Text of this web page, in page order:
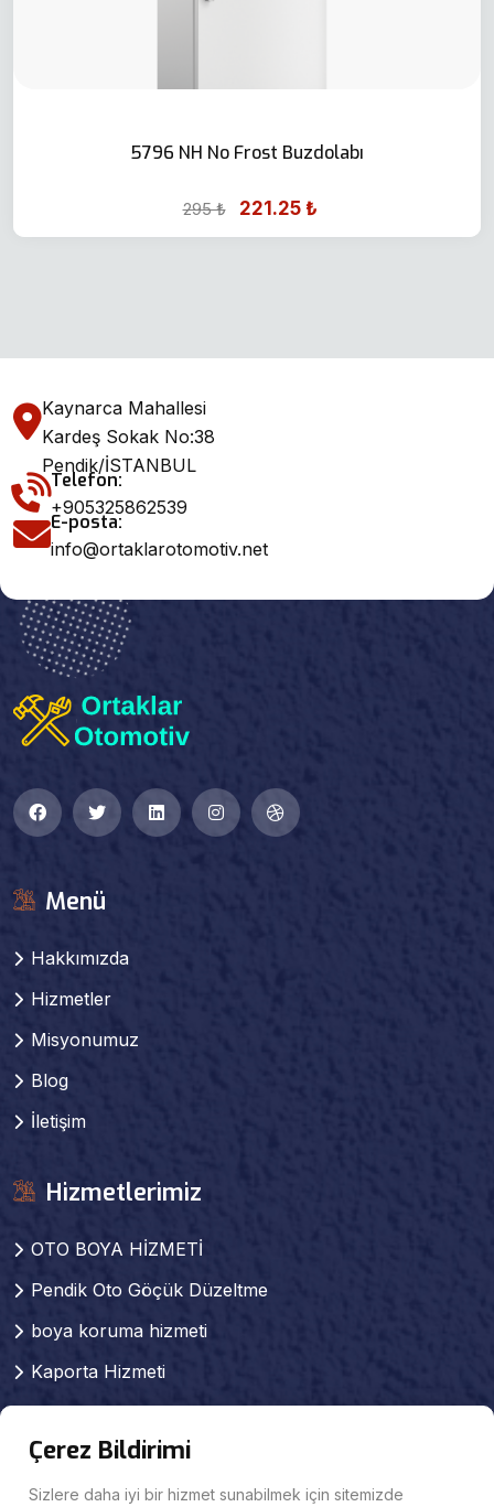
5796 NH No Frost Buzdolabı
295 ₺ 221.25 ₺
Kaynarca Mahallesi
Kardeş Sokak No:38
Pendik/İSTANBUL
Telefon:
+905325862539
E-posta:
info@ortaklarotomotiv.net
Menü
Hakkımızda
Hizmetler
Misyonumuz
Blog
İletişim
Hizmetlerimiz
OTO BOYA HİZMETİ
Pendik Oto Göçük Düzeltme
boya koruma hizmeti
Kaporta Hizmeti
Pendik kaporta boya
Pendik Pasta Cila Hizmeti
Pendik Oto Mekanik Servisi
Çerez Bildirimi
Sizlere daha iyi bir hizmet sunabilmek için sitemizde